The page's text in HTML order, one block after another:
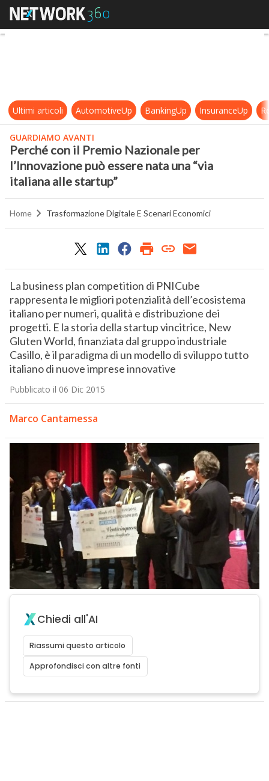
Perché con il Premio Nazionale
Ultimi articoli AutomotiveUp BankingUp InsuranceUp
GUARDIAMO AVANTI
Perché con il Premio Nazionale per
l’Innovazione può essere nata una “via
italiana alle startup”
Home Trasformazione Digitale E Scenari Economici
La business plan competition di PNICube
rappresenta le migliori potenzialità dell’ecosistema
italiano per numeri, qualità e distribuzione dei
progetti. E la storia della startup vincitrice, New
Gluten World, finanziata dal gruppo industriale
Casillo, è il paradigma di un modello di sviluppo tutto
italiano di nuove imprese innovative
Pubblicato il 06 Dic 2015
Marco Cantamessa
Chiedi all'AI
Riassumi questo articolo
Approfondisci con altre fonti